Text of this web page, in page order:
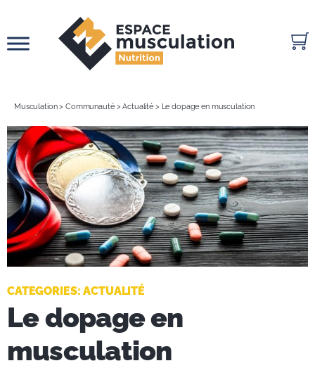
Musculation>Communauté>Actualité > Le dopage en musculation
CATEGORIES:ACTUALITÉ
Le dopage en
musculation